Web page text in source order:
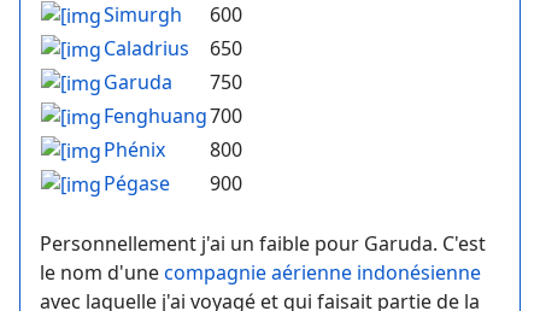
Simurgh
600
Caladrius
650
Garuda
750
Fenghuang700
Phénix
800
Pégase
900
Personnellement j'ai un faible pour Garuda. C'est
le nom d'unecompagnie aérienne indonésienne
avec laquelle j'ai voyagé et qui faisait partie de la